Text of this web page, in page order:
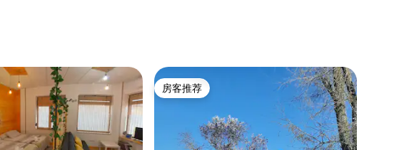
房客推荐
房客推荐